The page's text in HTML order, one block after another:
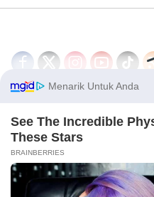
PEDOMAN MEDIA SIBER
© 2026 - CakrawalaNews.co